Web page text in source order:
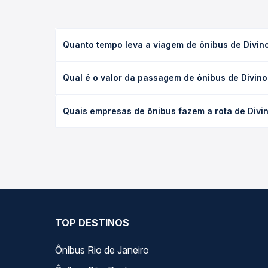
Quanto tempo leva a viagem de ônibus de
executivo ou leito) e as condições de tráfego. Na
Qual é o valor da passagem de ônibus de
poltrona e a antecedência da compra. Na Quero
Quais empresas de ônibus fazem a rota de
TOP DESTINOS
Ônibus Rio de Janeiro